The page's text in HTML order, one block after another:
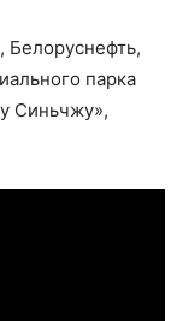
Белоруснефть,
парка
Синьчжу»,